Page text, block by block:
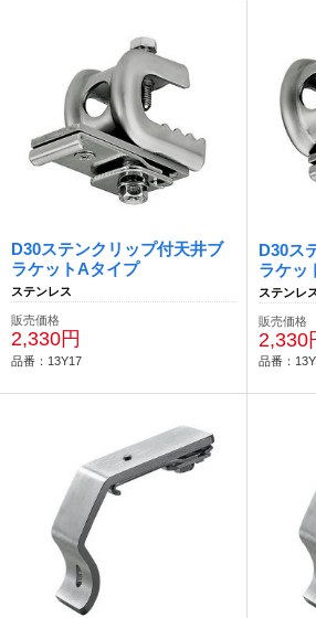
D30ステンクリップ付天井ブ
ラケットAタイプ
ステンレス
販売価格
2,330円
品番：13Y17
D30ス
ラケッ
ステンレ
販売価格
2,330
品番：